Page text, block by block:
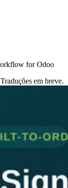
for Odoo
em breve.